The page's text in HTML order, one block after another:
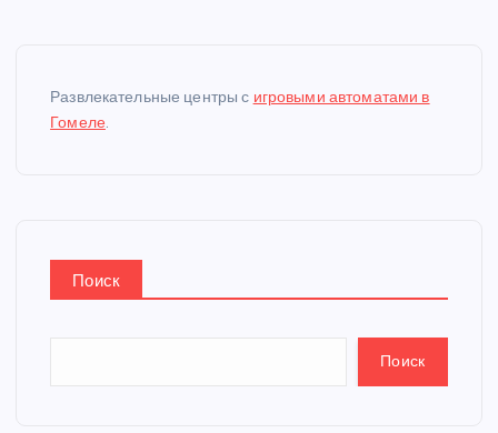
Развлекательные центры с игровыми автоматами в
Гомеле.
Поиск
Поиск